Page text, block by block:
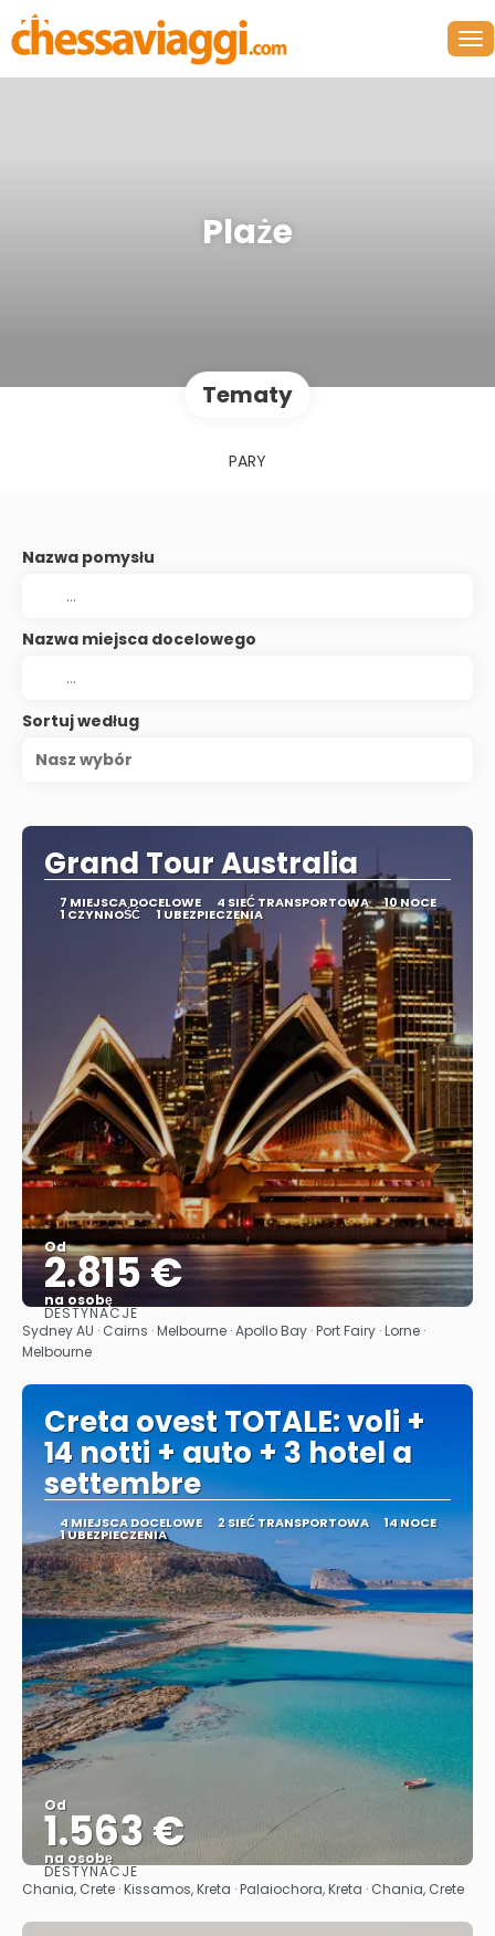
Plaże
Tematy
PARY
Nazwa pomysłu
Nazwa miejsca docelowego
Sortuj według
Nasz wybór
Grand Tour Australia
7 MIEJSCA DOCELOWE 4 SIEĆ TRANSPORTOWA 10 NOCE
1 CZYNNOŚĆ 1 UBEZPIECZENIA
Od
2.815 €
na osobę
Zobacz
DESTYNACJE
Sydney AU · Cairns · Melbourne · Apollo Bay · Port Fairy · Lorne ·
Melbourne
Creta ovest TOTALE: voli +
14 notti + auto + 3 hotel a
settembre
4 MIEJSCA DOCELOWE 2 SIEĆ TRANSPORTOWA 14 NOCE
1 UBEZPIECZENIA
Od
1.563 €
na osobę
Zobacz
DESTYNACJE
Chania, Crete · Kissamos, Kreta · Palaiochora, Kreta · Chania, Crete